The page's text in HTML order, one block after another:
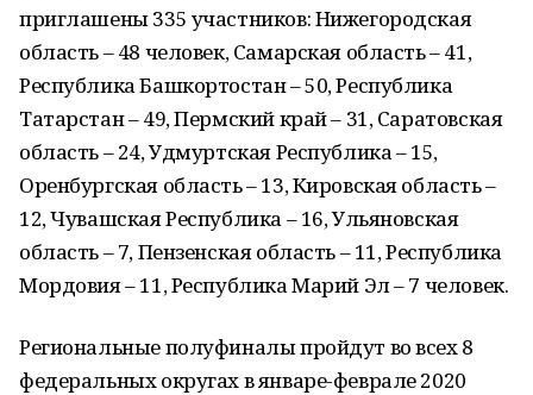
приглашены 335 участников: Нижегородская
область – 48 человек, Самарская область – 41,
Республика Башкортостан – 50, Республика
Татарстан – 49, Пермский край – 31, Саратовская
область – 24, Удмуртская Республика – 15,
Оренбургская область – 13, Кировская область –
12, Чувашская Республика – 16, Ульяновская
область – 7, Пензенская область – 11, Республика
Мордовия – 11, Республика Марий Эл – 7 человек.
Региональные полуфиналы пройдут во всех 8
федеральных округах в январе-феврале 2020